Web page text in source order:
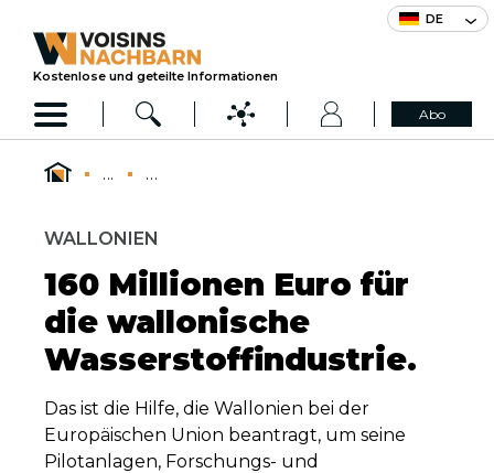
DE
Kostenlose und geteilte Informationen
Abo
... ...
WALLONIEN
160 Millionen Euro für
die wallonische
Wasserstoffindustrie.
Das ist die Hilfe, die Wallonien bei der
Europäischen Union beantragt, um seine
Pilotanlagen, Forschungs- und